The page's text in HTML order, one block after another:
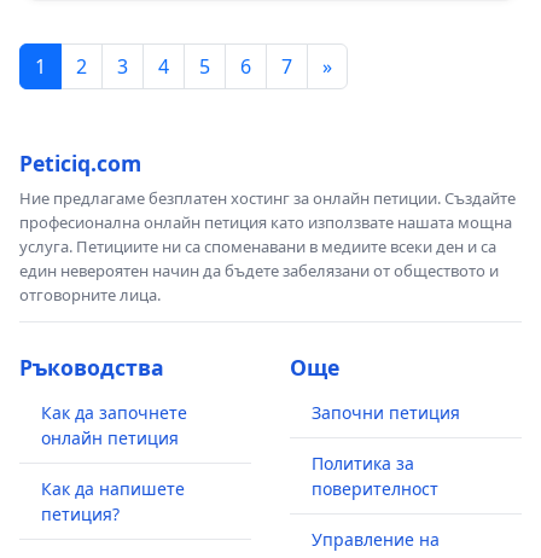
1 2 3 4 5 6 7 »
Peticiq.com
Ние предлагаме безплатен хостинг за онлайн петиции. Създайте
професионална онлайн петиция като използвате нашата мощна
услуга. Петициите ни са споменавани в медиите всеки ден и са
един невероятен начин да бъдете забелязани от обществото и
отговорните лица.
Ръководства
Как да започнете
онлайн петиция
Как да напишете
петиция?
Още
Започни петиция
Политика за
поверителност
Управление на